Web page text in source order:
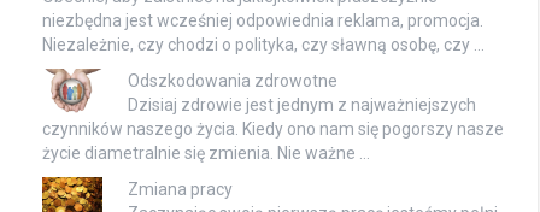
niezbędna jest wcześniej odpowiednia reklama, promocja.
Niezależnie, czy chodzi o polityka, czy sławną osobę, czy …
Odszkodowania zdrowotne
Dzisiaj zdrowie jest jednym z najważniejszych
czynników naszego życia. Kiedy ono nam się pogorszy nasze
życie diametralnie się zmienia. Nie ważne …
Zmiana pracy